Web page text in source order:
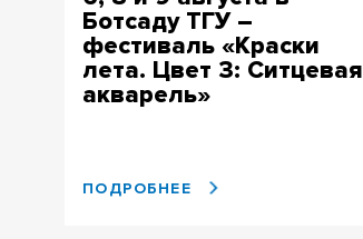
Ботсаду ТГУ –
фестиваль «Краски
лета. Цвет 3: Ситцевая
акварель»
ПОДРОБНЕЕ